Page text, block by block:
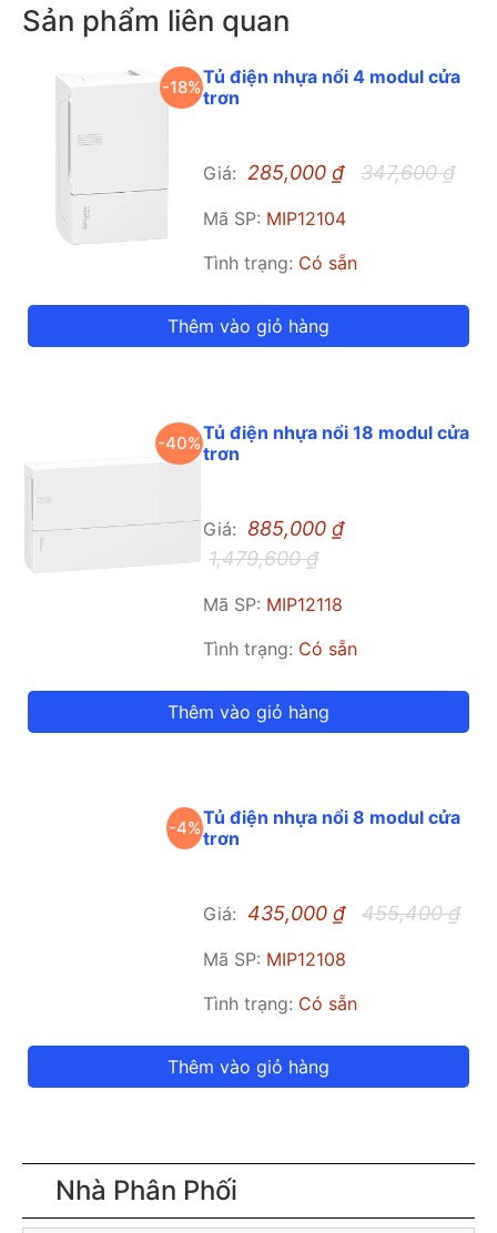
Sản phẩm liên quan
-18%Tủ điện nhựa nổi 4 modul cửa
trơn
Giá: 285,000₫ 347,600₫
Mã SP: MIP12104
Tình trạng: Có sẵn
Thêm vào giỏ hàng
-40%Tủ điện nhựa nổi 18 modul cửa
trơn
Giá: 885,000₫
1,479,600₫
Mã SP: MIP12118
Tình trạng: Có sẵn
Thêm vào giỏ hàng
-4%Tủ điện nhựa nổi 8 modul cửa
trơn
Giá: 435,000₫ 455,400₫
Mã SP: MIP12108
Tình trạng: Có sẵn
Thêm vào giỏ hàng
Nhà Phân Phối